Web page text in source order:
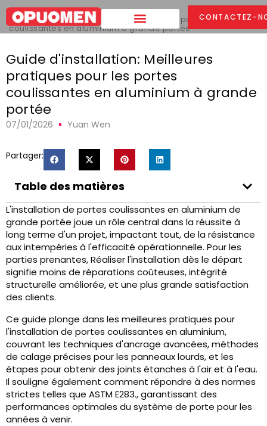
CONTACTEZ-
Maison >
Guide d'installation: Meilleures pratiques pour les portes
coulissantes en aluminium à grande portée
Guide d'installation: Meilleures
pratiques pour les portes
coulissantes en aluminium à grande
portée
07/01/2026 Yuan Wen
Partager:
Table des matières
L'installation de portes coulissantes en aluminium de
grande portée joue un rôle central dans la réussite à
long terme d'un projet, impactant tout, de la résistance
aux intempéries à l'efficacité opérationnelle. Pour les
parties prenantes, Réaliser l'installation dès le départ
signifie moins de réparations coûteuses, intégrité
structurelle améliorée, et une plus grande satisfaction
des clients.
Ce guide plonge dans les meilleures pratiques pour
l'installation de portes coulissantes en aluminium,
couvrant les techniques d'ancrage avancées, méthodes
de calage précises pour les panneaux lourds, et les
étapes pour obtenir des joints étanches à l'air et à l'eau.
Il souligne également comment répondre à des normes
strictes telles que ASTM E283., garantissant des
performances optimales du système de porte pour les
années à venir.